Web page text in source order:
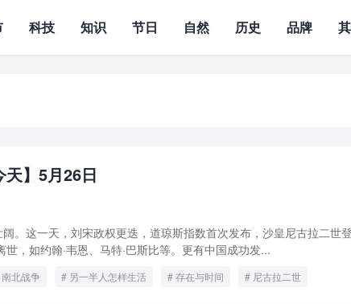
科技 知识 节日 自然 历史 品牌
天】5月26日
。这一天，刘宋政权更迭，道琼斯指数首次发布，沙皇尼古拉二世
，如约翰·韦恩、马特·巴斯比等。更有中国成功发...
南北战争 另一半人怎样生活 存在与时间
尼古拉二世